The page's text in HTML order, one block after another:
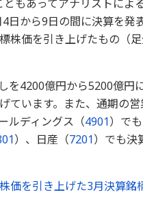
もあってアナリストによ
日から9日の間に決算を
株価を引き上げたもの（
を4200億円から5200億円
ています。また、通期の
ルディングス（4901）で
）、日産（7201）でも決
価を引き上げた3月決算銘